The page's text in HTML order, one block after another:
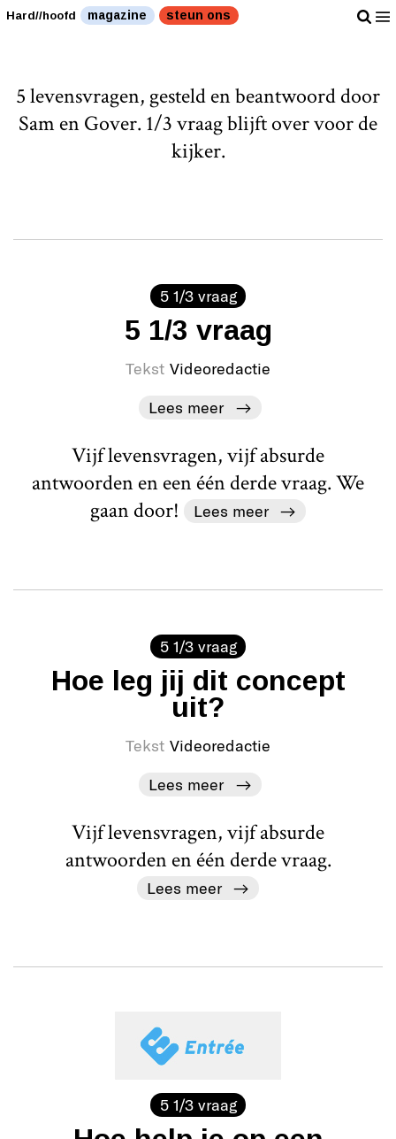
Hard//hoofd magazine steun ons
5 levensvragen, gesteld en beantwoord door
Sam en Gover. 1/3 vraag blijft over voor de
kijker.
5 1/3 vraag
5 1/3 vraag
Tekst Videoredactie
Lees meer
Vijf levensvragen, vijf absurde
antwoorden en een één derde vraag. We
gaan door!
Lees meer
5 1/3 vraag
Hoe leg jij dit concept
uit?
Tekst Videoredactie
Lees meer
Vijf levensvragen, vijf absurde
antwoorden en één derde vraag.
Lees meer
5 1/3 vraag